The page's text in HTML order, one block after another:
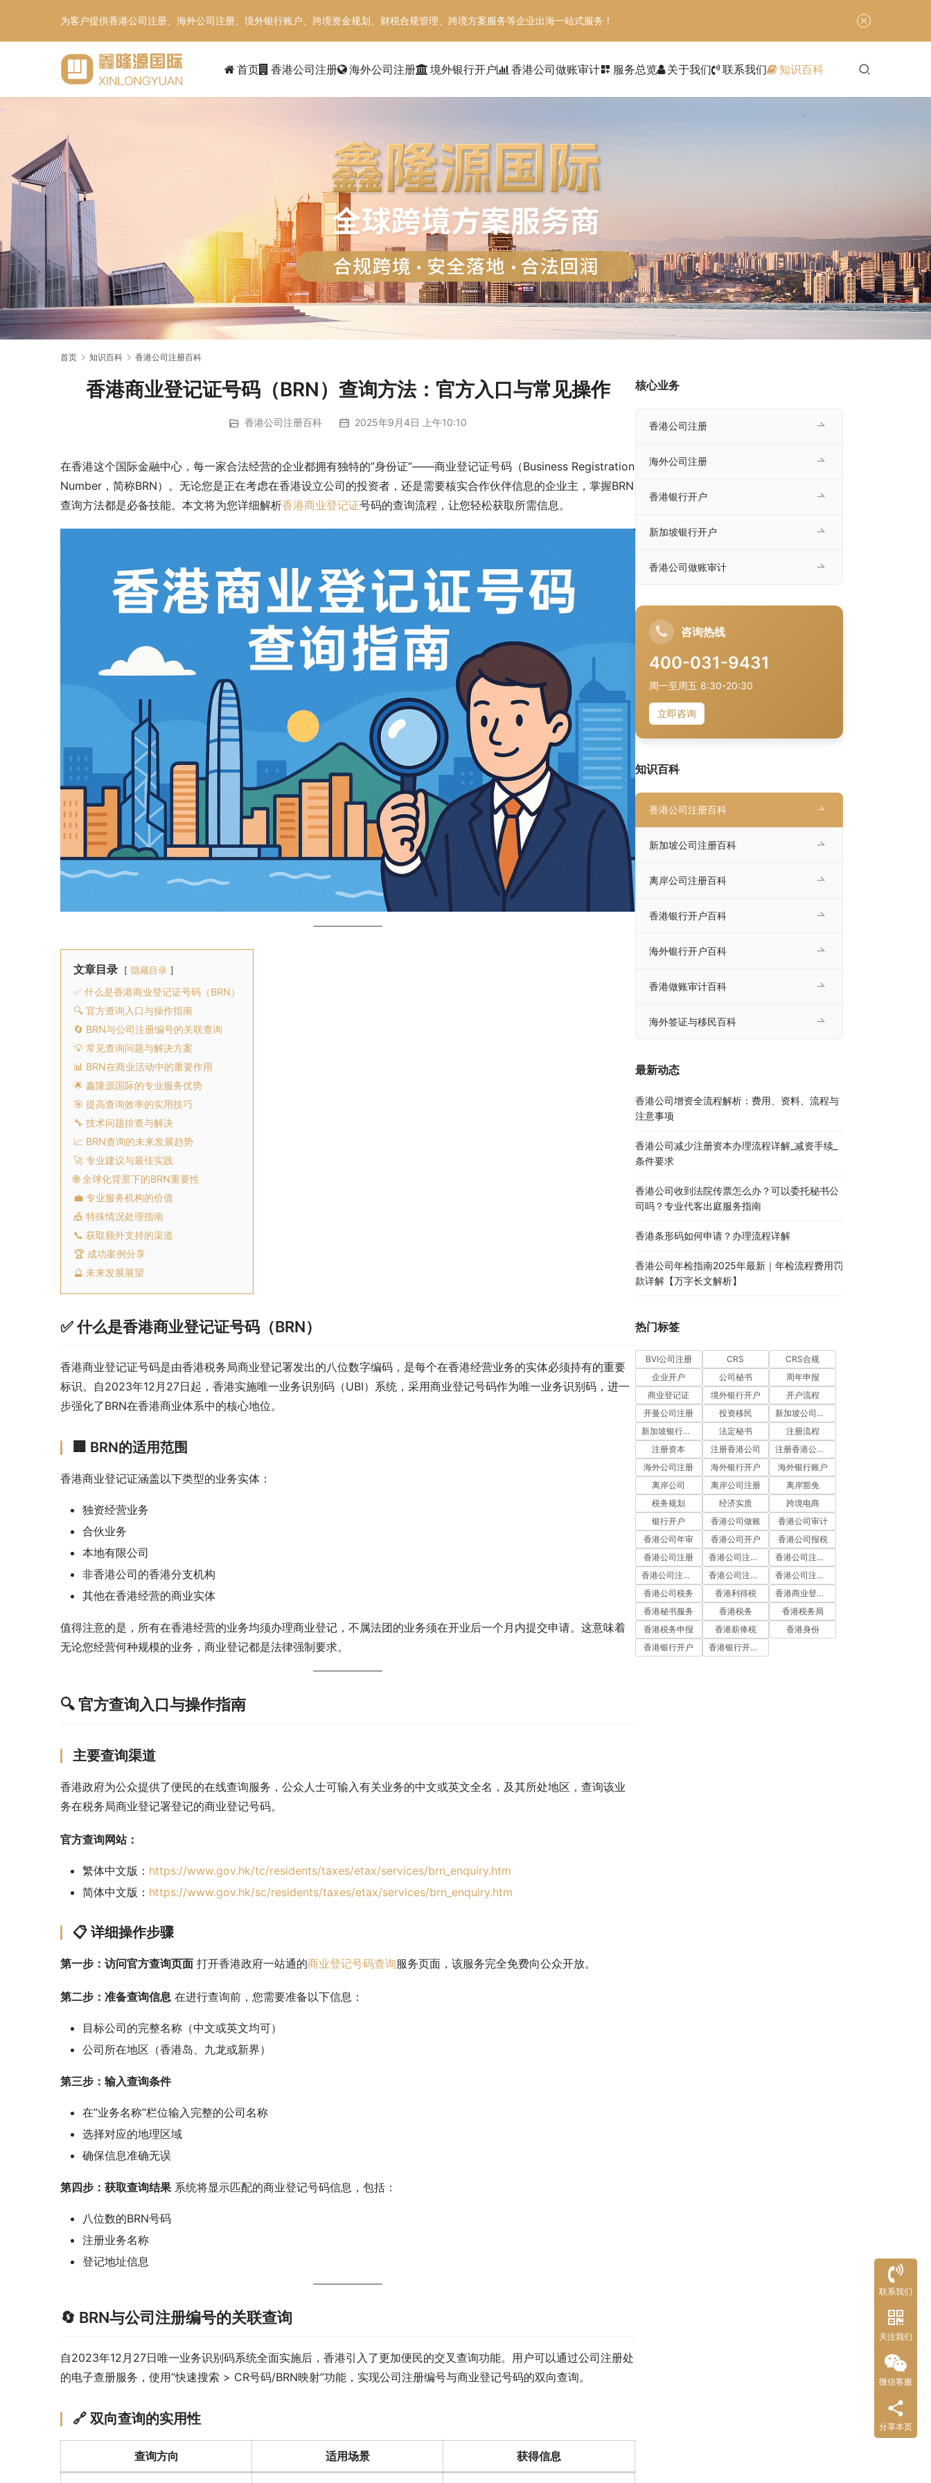
为客户提供香港公司注册、海外公司注册、境外银行账户、跨境资金规划、财税合规管理、跨境方案服务等企业出海一站式服务！
首页 香港公司注册 海外公司注册 境外银行开户 香港公司做账审计dashboard_customize 服务总览 关于我们 联系我们 知识百科
首页 知识百科 香港公司注册百科
香港商业登记证号码（BRN）查询方法：官方入口与常见操作
香港公司注册百科 2025年9月4日 上午10:10
在香港这个国际金融中心，每一家合法经营的企业都拥有独特的”身份证”——商业登记证号码（Business Registration
Number，简称BRN）。无论您是正在考虑在香港设立公司的投资者，还是需要核实合作伙伴信息的企业主，掌握BRN
查询方法都是必备技能。本文将为您详细解析香港商业登记证号码的查询流程，让您轻松获取所需信息。
文章目录 隐藏目录
✅ 什么是香港商业登记证号码（BRN）
🔍 官方查询入口与操作指南
🔄 BRN与公司注册编号的关联查询
💡 常见查询问题与解决方案
📊 BRN在商业活动中的重要作用
🌟 鑫隆源国际的专业服务优势
🎯 提高查询效率的实用技巧
🔧 技术问题排查与解决
📈 BRN查询的未来发展趋势
🚀 专业建议与最佳实践
🌐 全球化背景下的BRN重要性
💼 专业服务机构的价值
🎪 特殊情况处理指南
📞 获取额外支持的渠道
🏆 成功案例分享
🔮 未来发展展望
✅ 什么是香港商业登记证号码（BRN）
香港商业登记证号码是由香港税务局商业登记署发出的八位数字编码，是每个在香港经营业务的实体必须持有的重要
标识。自2023年12月27日起，香港实施唯一业务识别码（UBI）系统，采用商业登记号码作为唯一业务识别码，进一
步强化了BRN在香港商业体系中的核心地位。
🏢 BRN的适用范围
香港商业登记证涵盖以下类型的业务实体：
独资经营业务
合伙业务
本地有限公司
非香港公司的香港分支机构
其他在香港经营的商业实体
值得注意的是，所有在香港经营的业务均须办理商业登记，不属法团的业务须在开业后一个月内提交申请。这意味着
无论您经营何种规模的业务，商业登记都是法律强制要求。
🔍 官方查询入口与操作指南
主要查询渠道
香港政府为公众提供了便民的在线查询服务，公众人士可输入有关业务的中文或英文全名，及其所处地区，查询该业
务在税务局商业登记署登记的商业登记号码。
官方查询网站：
繁体中文版： https://www.gov.hk/tc/residents/taxes/etax/services/brn_enquiry.htm
简体中文版： https://www.gov.hk/sc/residents/taxes/etax/services/brn_enquiry.htm
📋 详细操作步骤
第一步：访问官方查询页面 打开香港政府一站通的商业登记号码查询服务页面，该服务完全免费向公众开放。
第二步：准备查询信息 在进行查询前，您需要准备以下信息：
目标公司的完整名称（中文或英文均可）
公司所在地区（香港岛、九龙或新界）
第三步：输入查询条件
在”业务名称”栏位输入完整的公司名称
选择对应的地理区域
确保信息准确无误
第四步：获取查询结果 系统将显示匹配的商业登记号码信息，包括：
八位数的BRN号码
注册业务名称
登记地址信息
🔄 BRN与公司注册编号的关联查询
自2023年12月27日唯一业务识别码系统全面实施后，香港引入了更加便民的交叉查询功能。用户可以通过公司注册处
的电子查册服务，使用”快速搜索 > CR号码/BRN映射”功能，实现公司注册编号与商业登记号码的双向查询。
🔗 双向查询的实用性
查询方向 适用场景 获得信息
核心业务
香港公司注册
海外公司注册
香港银行开户
新加坡银行开户
香港公司做账审计
咨询热线
400-031-9431
周一至周五 8:30-20:30
立即咨询
知识百科
香港公司注册百科
新加坡公司注册百科
离岸公司注册百科
香港银行开户百科
海外银行开户百科
香港做账审计百科
海外签证与移民百科
最新动态
香港公司增资全流程解析：费用、资料、流程与
注意事项
香港公司减少注册资本办理流程详解_减资手续_
条件要求
香港公司收到法院传票怎么办？可以委托秘书公
司吗？专业代客出庭服务指南
香港条形码如何申请？办理流程详解
香港公司年检指南2025年最新｜年检流程费用罚
款详解【万字长文解析】
热门标签
BVI公司注册 CRS
CRS合规
企业开户
公司秘书
周年申报
商业登记证
境外银行开户
开户流程
开曼公司注册
投资移民
新加坡公司注册
新加坡银行开户
法定秘书
注册流程
注册资本
注册香港公司
注册香港公司流程
海外公司注册
海外银行开户
海外银行账户
离岸公司
离岸公司注册
离岸豁免
税务规划
经济实质
跨境电商
银行开户
香港公司做账
香港公司审计
香港公司年审
香港公司开户
香港公司报税
香港公司注册
香港公司注册代办
香港公司注册处
香港公司注册流程
香港公司注册费用
香港公司注册资料
香港公司税务
香港利得税
香港商业登记证
香港秘书服务
香港税务
香港税务局
香港税务申报
香港薪俸税
香港身份
香港银行开户
香港银行开户流程
联系我们
关注我们
微信客服
分享本页